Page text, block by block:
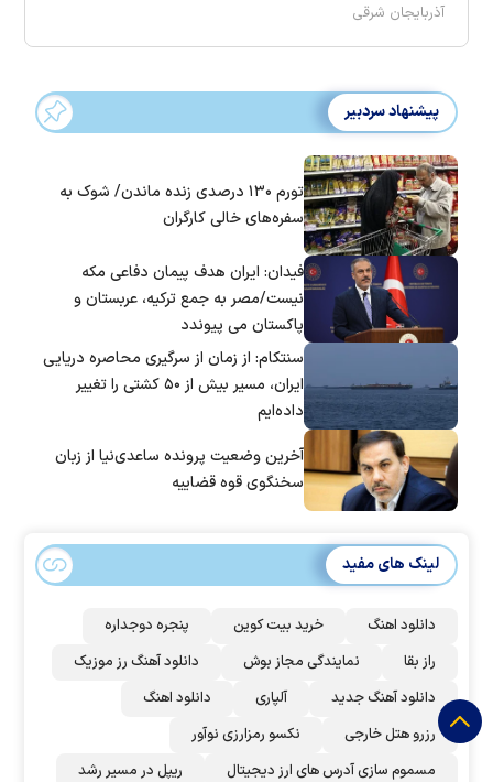
آذربایجان شرقی
پیشنهاد سردبیر
تورم ۱۳۰ درصدی زنده ماندن/ شوک به
سفره‌های خالی کارگران
فیدان: ایران هدف پیمان دفاعی مکه
نیست/مصر به جمع ترکیه، عربستان و
پاکستان می پیوندد
سنتکام: از زمان از سرگیری محاصره دریایی
ایران، مسیر بیش از ۵۰ کشتی را تغییر
داده‌ایم
آخرین وضعیت پرونده ساعدی‌نیا از زبان
سخنگوی قوه قضاییه
لینک های مفید
دانلود اهنگ خرید بیت کوین
پنجره دوجداره
راز بقا
نمایندگی مجاز بوش
دانلود آهنگ رز‌ موزیک
دانلود آهنگ جدید
آلپاری
دانلود اهنگ
رزرو هتل خارجی
نکسو رمزارزی نوآور
مسموم سازی آدرس های ارز دیجیتال
ریپل در مسیر رشد